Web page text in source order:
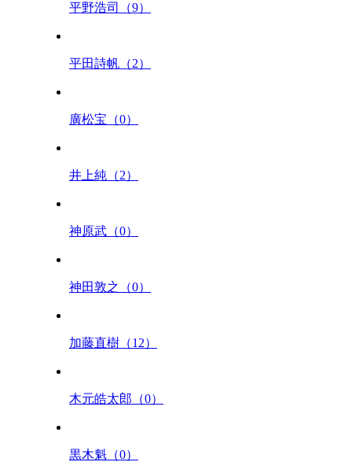
平野浩司（9）
平田詩帆（2）
廣松宝（0）
井上純（2）
神原武（0）
神田敦之（0）
加藤直樹（12）
木元皓太郎（0）
黒木魁（0）